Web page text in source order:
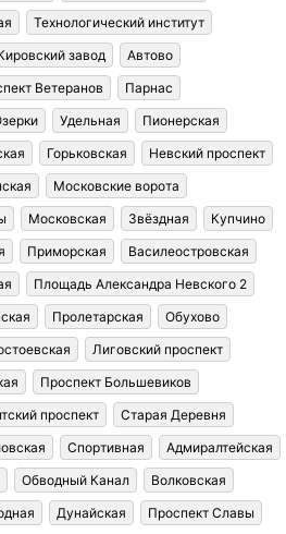
Технологический институт
завод
Автово
Ветеранов
Парнас
Удельная
Пионерская
Горьковская
Невский проспект
Московские ворота
Московская Звёздная
Купчино
Приморская
Василеостровская
Площадь Александра Невского 2
Пролетарская
Обухово
Лиговский проспект
Проспект Большевиков
проспект
Старая Деревня
Спортивная
Адмиралтейская
Обводный Канал
Волковская
Дунайская
Проспект Славы